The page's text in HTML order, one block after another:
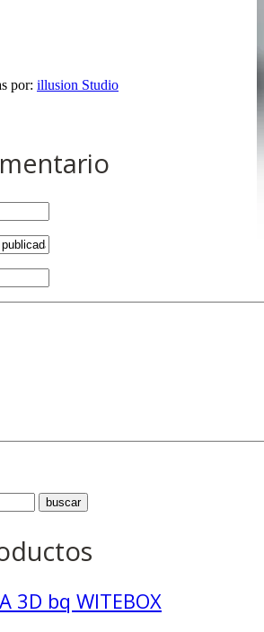
por: illusion Studio
3D bq WITEBOX